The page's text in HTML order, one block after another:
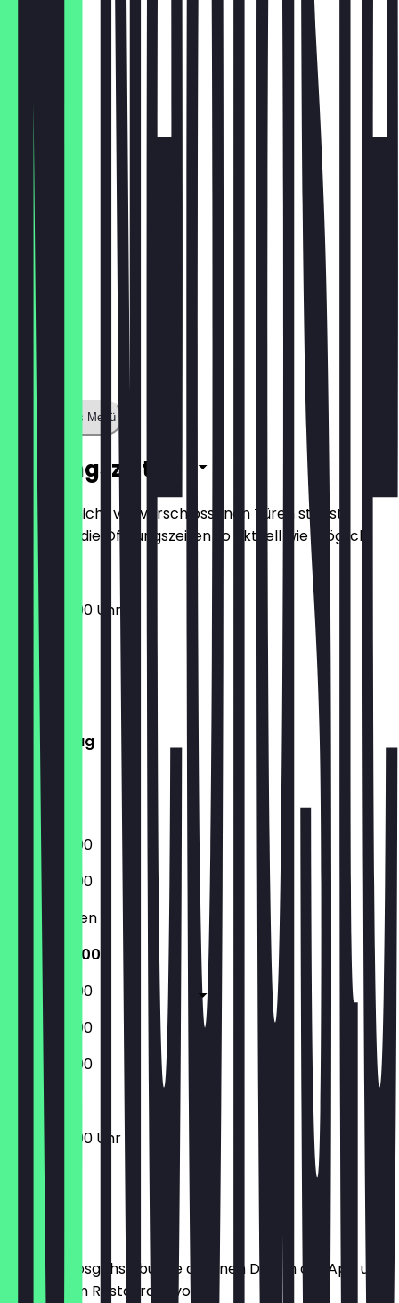
Wasser
€ 2,50
Zeige ganzes Menü
Öffnungszeiten
Damit du nicht vor verschlossenen Türen stehst,
halten wir die Öffnungszeiten so aktuell wie möglich.
16:00 - 22:00 Uhr
Montag
Dienstag
Mittwoch
Donnerstag
Freitag
Samstag
Sonntag
16:00 - 22:00
16:00 - 22:00
Geschlossen
16:00 - 22:00
16:00 - 23:00
16:00 - 23:00
16:00 - 22:00
16:00 - 22:00 Uhr
Bevor du losgehst, buche dir einen Deal in der App und
zeige ihn im Restaurant vor.